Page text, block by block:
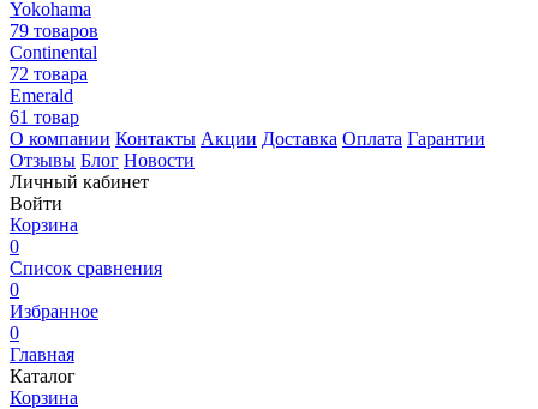
Yokohama
79 товаров
Continental
72 товара
Emerald
61 товар
О компании Контакты Акции Доставка Оплата Гарантии
Отзывы Блог Новости
Личный кабинет
Войти
Корзина
0
Список сравнения
0
Избранное
0
Главная
Каталог
Корзина